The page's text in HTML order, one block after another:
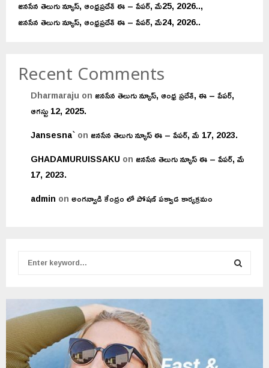
జనసేన తెలుగు న్యూస్, ఆంధ్రప్రదేశ్ ఈ – పేపర్, మే25, 2026..,
జనసేన తెలుగు న్యూస్, ఆంధ్రప్రదేశ్ ఈ – పేపర్, మే24, 2026..
Recent Comments
Dharmaraju onజనసేన తెలుగు న్యూస్, ఆంధ్ర ప్రదేశ్, ఈ – పేపర్,
ఆగస్టు 12, 2025.
Jansesna`onజనసేన తెలుగు న్యూస్ ఈ – పేపర్, మే 17, 2023.
GHADAMURUISSAKU onజనసేన తెలుగు న్యూస్ ఈ – పేపర్, మే
17, 2023.
admin onఅంగన్వాడి కేంద్రం లో పోషణ్ పక్వాడ కార్యక్రమం
r
h
f
o
r